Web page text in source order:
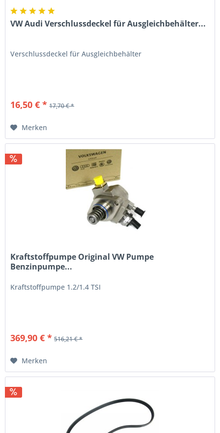
VW Audi Verschlussdeckel für Ausgleichbehälter...
Verschlussdeckel für Ausgleichbehälter
16,50 € * 17,70 € *
Merken
Kraftstoffpumpe Original VW Pumpe
Benzinpumpe...
Kraftstoffpumpe 1.2/1.4 TSI
369,90 € * 516,21 € *
Merken